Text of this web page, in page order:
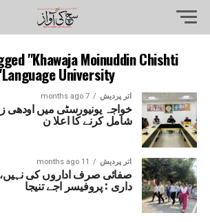
"Khawaja Moinuddin Chishti
Language University"
اتر پردیش 7 months ago
خواجہ یونیورسٹی میں اودھی
شامل کرنے کا اعلا ن
اتر پردیش 11 months ago
صفائی صرف اداروں کی
داری : پروفیسر اجے تنیجا